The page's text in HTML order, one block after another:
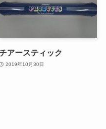
アースティック
2019年10月30日